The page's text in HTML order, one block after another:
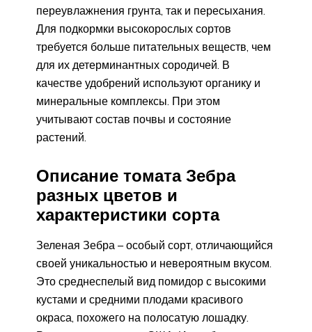
переувлажнения грунта, так и пересыхания.
Для подкормки высокорослых сортов
требуется больше питательных веществ, чем
для их детерминантных сородичей. В
качестве удобрений используют органику и
минеральные комплексы. При этом
учитывают состав почвы и состояние
растений.
Описание томата Зебра
разных цветов и
характеристики сорта
Зеленая Зебра – особый сорт, отличающийся
своей уникальностью и невероятным вкусом.
Это среднеспелый вид помидор с высокими
кустами и средними плодами красивого
окраса, похожего на полосатую лошадку.